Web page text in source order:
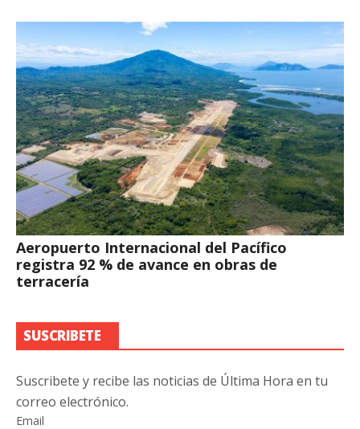
Aeropuerto Internacional del Pacífico
registra 92 % de avance en obras de
terracería
SUSCRIBETE
Suscribete y recibe las noticias de Última Hora en tu
correo electrónico.
Email